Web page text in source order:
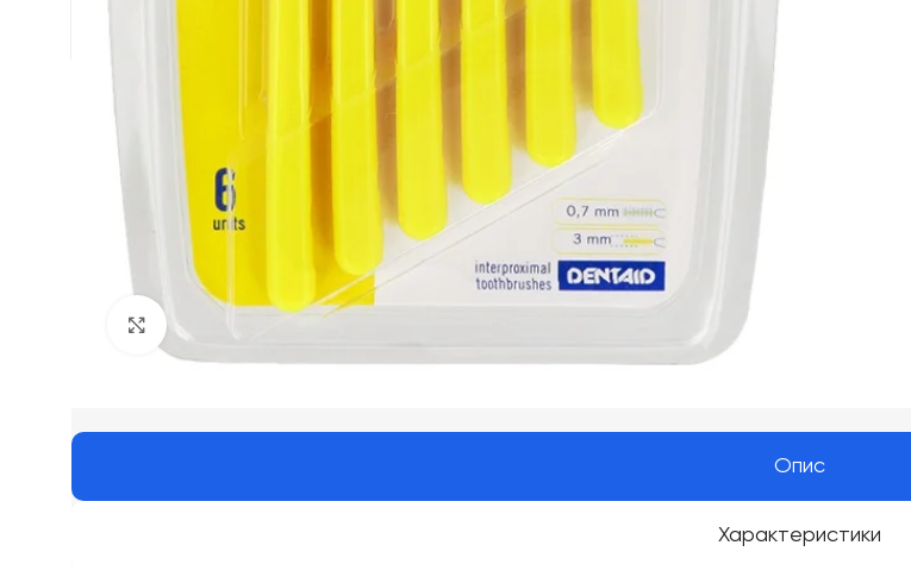
Click to enlarge
Опис
Характеристики